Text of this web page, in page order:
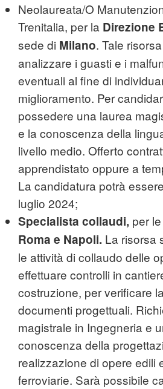
Neolaureata/O
Trenitalia, per la Direzione
sede di Milano. Tale
analizzare i guasti e i
eventuali al fine di
miglioramento. Per
possedere una laurea
e la conoscenza della
livello medio. Offerto
apprendistato oppure a
La candidatura potrà
luglio 2024;
Specialista collaudi, per
Roma e Napoli. La risorsa
le attività di collaudo delle
effettuare controlli in
costruzione, per verificare
documenti progettuali.
magistrale in Ingegneria e
conoscenza della
realizzazione di opere edili
ferroviarie. Sarà possibile